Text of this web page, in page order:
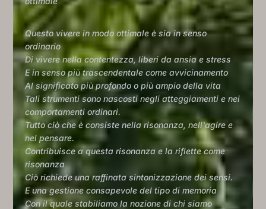
Questo vivere in modo ottimale è sia in senso
ordinario
Di vivere nella contentezza, liberi da ansia e stress
E in senso più trascendentale come avvicinamento
Al significato più profondo o più ampio della vita
Tali strumenti sono nascosti negli atteggiamenti e nei
comportamenti ordinari.
Tutto ciò che è consiste nella risonanza, nell'agire e
nel pensare.
Contribuisce a questa risonanza e la riflette come
risonanza
Ciò richiede una raffinata sintonizzazione dei sensi.
E una gestione consapevole del tipo di memoria
Con il quale stabiliamo la nozione di chi siamo